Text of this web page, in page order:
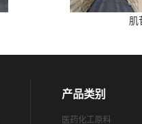
肌
产品类别
医药化工原料